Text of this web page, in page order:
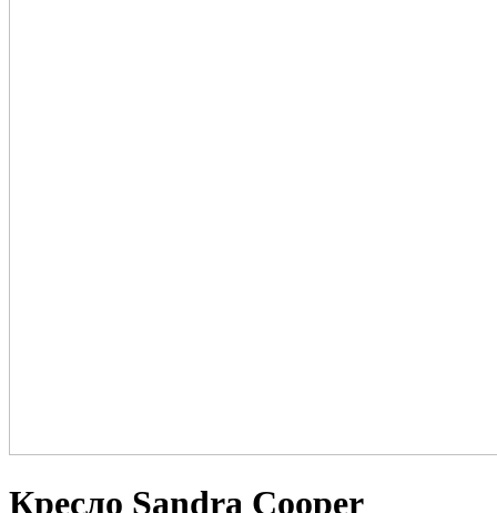
Кресло Sandra Cooper